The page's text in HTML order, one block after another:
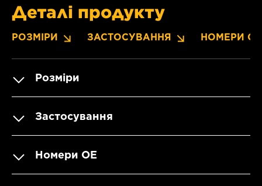
Деталі продукту
РОЗМІРИ ЗАСТОСУВАННЯ НОМЕРИ OE
Розміри
Застосування
Номери OE